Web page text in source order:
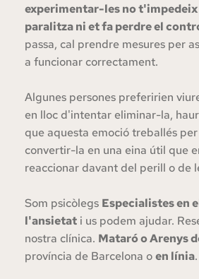
experimentar-les no t'impedeix
paralitza ni et fa perdre el
passa, cal prendre mesures per
a funcionar correctament.
Algunes persones preferirien
en lloc d'intentar eliminar-la,
que aquesta emoció treballés
convertir-la en una eina útil que
reaccionar davant del perill o de
Som psicòlegs Especialistes en
l'ansietat i us podem ajudar.
nostra clínica. Mataró o Arenys
província de Barcelona o en línia.